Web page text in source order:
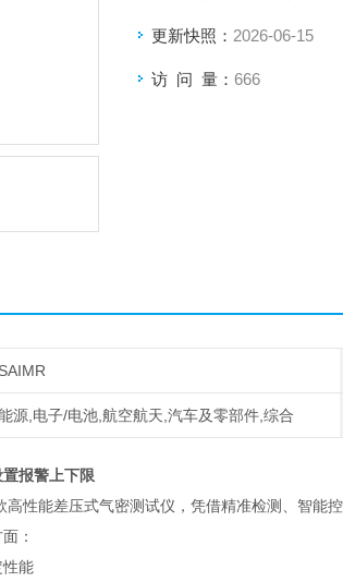
更新快照： 2026-06-15
访 问 量： 666
SAIMR
源,电子/电池,航空航天,汽车及零部件,综合
报警上下限
高性能差压式气密测试仪，凭借精准检测、智
：
性能